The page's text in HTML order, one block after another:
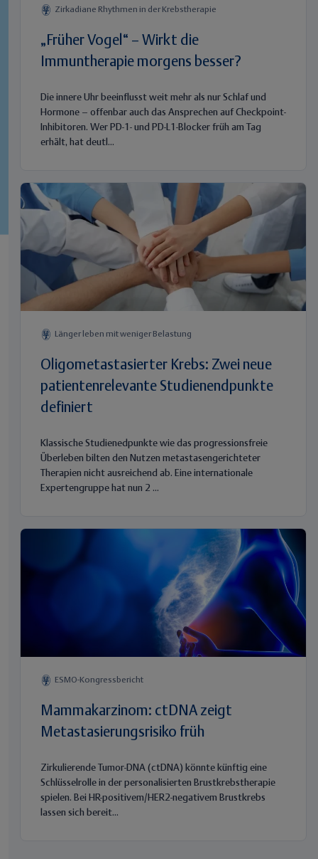
Zirkadiane Rhythmen in der Krebstherapie
„Früher Vogel“ – Wirkt die
Immuntherapie morgens besser?
Die innere Uhr beeinflusst weit mehr als nur Schlaf und
Hormone – offenbar auch das Ansprechen auf Checkpoint-
Inhibitoren. Wer PD-1- und PD-L1-Blocker früh am Tag
erhält, hat deutl...
Länger leben mit weniger Belastung
Oligometastasierter Krebs: Zwei neue
patientenrelevante Studienendpunkte
definiert
Klassische Studienedpunkte wie das progressionsfreie
Überleben bilten den Nutzen metastasengerichteter
Therapien nicht ausreichend ab. Eine internationale
Expertengruppe hat nun 2 ...
ESMO-Kongressbericht
Mammakarzinom: ctDNA zeigt
Metastasierungsrisiko früh
Zirkulierende Tumor-DNA (ctDNA) könnte künftig eine
Schlüsselrolle in der personalisierten Brustkrebstherapie
spielen. Bei HR-positivem/HER2-negativem Brustkrebs
lassen sich bereit...